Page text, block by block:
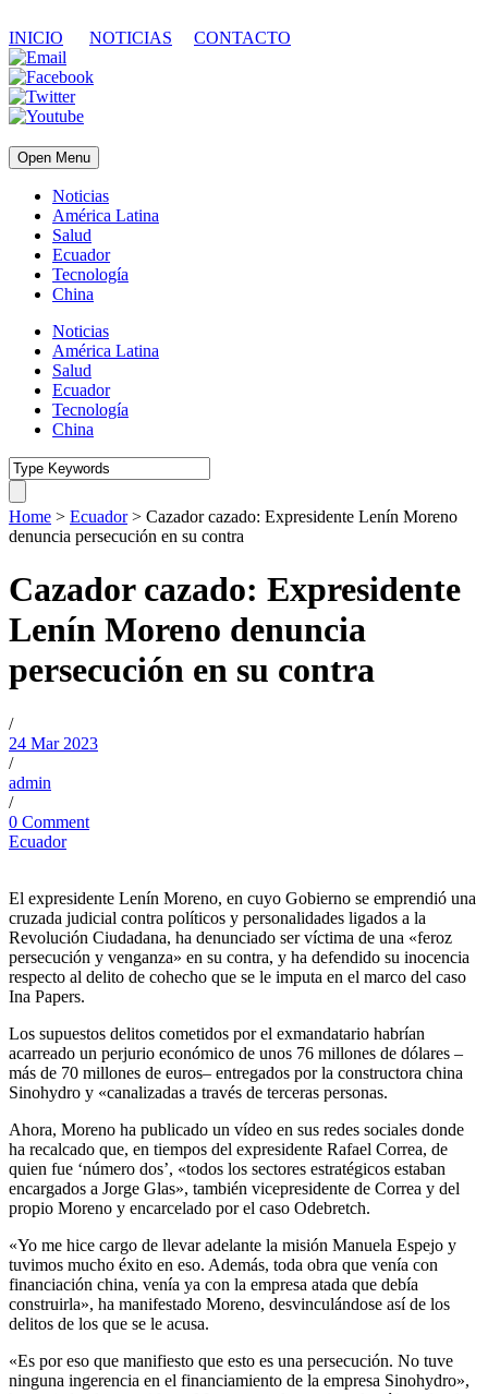
INICIO NOTICIAS CONTACTO
Open Menu
Noticias
América Latina
Salud
Ecuador
Tecnología
China
Noticias
América Latina
Salud
Ecuador
Tecnología
China
Home > Ecuador > Cazador cazado: Expresidente Lenín Moreno
denuncia persecución en su contra
Cazador cazado: Expresidente
Lenín Moreno denuncia
persecución en su contra
/
24 Mar 2023
/
admin
/
0 Comment
Ecuador
El expresidente Lenín Moreno, en cuyo Gobierno se emprendió una
cruzada judicial contra políticos y personalidades ligados a la
Revolución Ciudadana, ha denunciado ser víctima de una «feroz
persecución y venganza» en su contra, y ha defendido su inocencia
respecto al delito de cohecho que se le imputa en el marco del caso
Ina Papers.
Los supuestos delitos cometidos por el exmandatario habrían
acarreado un perjurio económico de unos 76 millones de dólares –
más de 70 millones de euros– entregados por la constructora china
Sinohydro y «canalizadas a través de terceras personas.
Ahora, Moreno ha publicado un vídeo en sus redes sociales donde
ha recalcado que, en tiempos del expresidente Rafael Correa, de
quien fue ‘número dos’, «todos los sectores estratégicos estaban
encargados a Jorge Glas», también vicepresidente de Correa y del
propio Moreno y encarcelado por el caso Odebretch.
«Yo me hice cargo de llevar adelante la misión Manuela Espejo y
tuvimos mucho éxito en eso. Además, toda obra que venía con
financiación china, venía ya con la empresa atada que debía
construirla», ha manifestado Moreno, desvinculándose así de los
delitos de los que se le acusa.
«Es por eso que manifiesto que esto es una persecución. No tuve
ninguna ingerencia en el financiamiento de la empresa Sinohydro»,